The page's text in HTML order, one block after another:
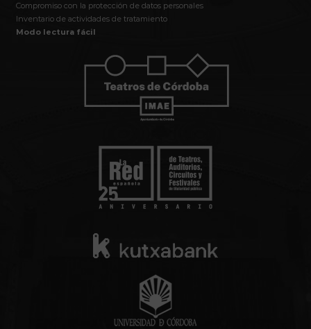
Compromiso con la protección de datos personales
Inventario de actividades de tratamiento
Modo lectura fácil